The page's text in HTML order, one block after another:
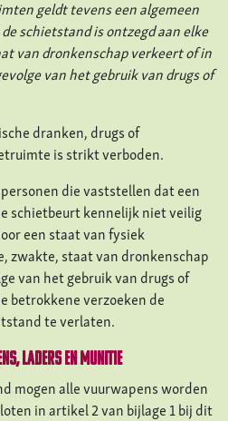
geldt tevens een algemeen
schietstand is ontzegd aan elke
van dronkenschap verkeert of in
van het gebruik van drugs of
dranken, drugs of
is strikt verboden.
die vaststellen dat een
schietbeurt kennelijk niet veilig
een staat van fysiek
zwakte, staat van dronkenschap
van het gebruik van drugs of
betrokkene verzoeken de
te verlaten.
laders en munitie
mogen alle vuurwapens worden
in artikel 2 van bijlage 1 bij dit